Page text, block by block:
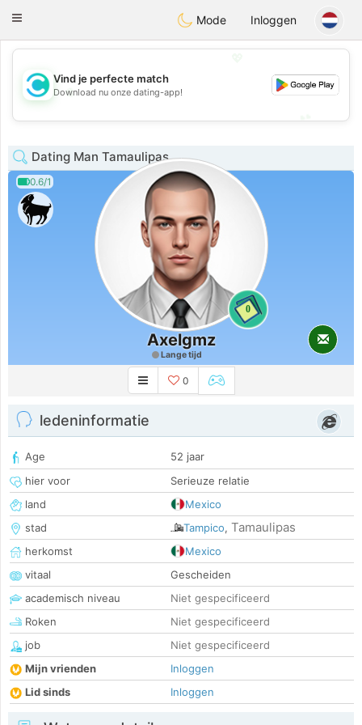
olombiaCitas
Toggle
Mode Inloggen
💖
💕
Vind je perfecte match
Download nu onze dating-app!
Dating Man Tamaulipas
0.6/1
0
Axelgmz
Lange tijd
0
ledeninformatie
Age
52 jaar
hier voor
Serieuze relatie
land
Mexico
stad
Tampico, Tamaulipas
herkomst
Mexico
vitaal
Gescheiden
academisch niveau
Niet gespecificeerd
Roken
Niet gespecificeerd
job
Niet gespecificeerd
Mijn vrienden
Inloggen
Lid sinds
Inloggen